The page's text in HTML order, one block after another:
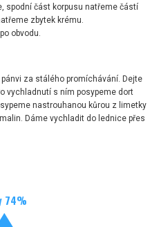
spodní část korpusu natřeme částí
zbytek krému.
obvodu.
za stálého promíchávání. Dejte
vychladnutí s ním posypeme dort
nastrouhanou kůrou z limetky
Dáme vychladit do lednice přes
74%